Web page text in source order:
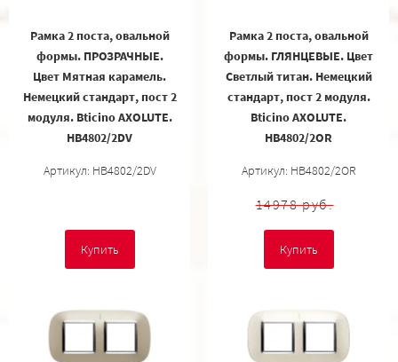
Рамка 2 поста, овальной
формы. ПРОЗРАЧНЫЕ.
Цвет Мятная карамель.
Немецкий стандарт, пост 2
модуля. Bticino AXOLUTE.
HB4802/2DV
Артикул: HB4802/2DV
Купить
Рамка 2 поста, овальной
формы. ГЛЯНЦЕВЫЕ. Цвет
Светлый титан. Немецкий
стандарт, пост 2 модуля.
Bticino AXOLUTE.
HB4802/2OR
Артикул: HB4802/2OR
14978 руб.
Купить